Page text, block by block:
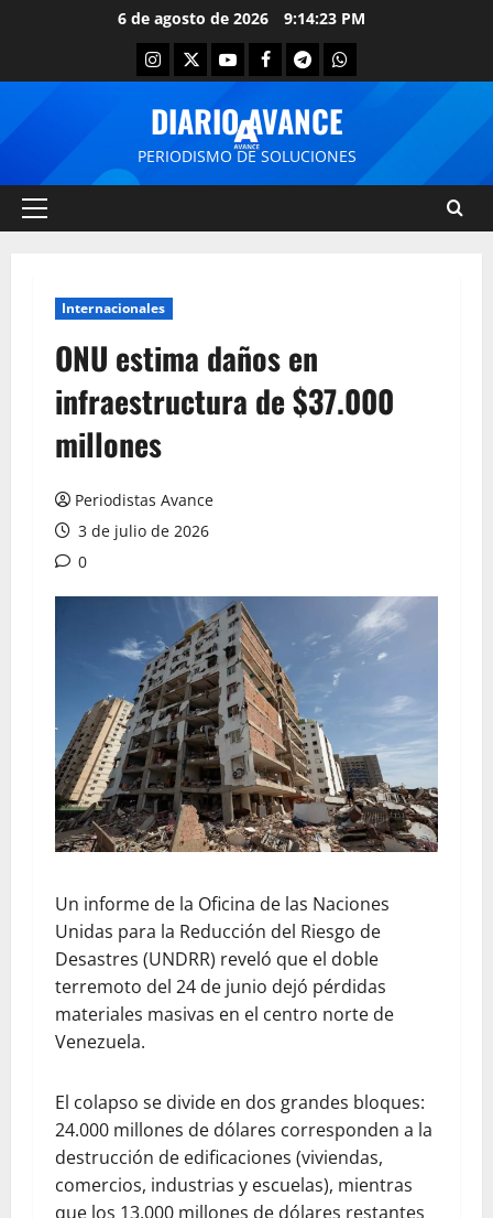
6 de agosto de 2026 9:14:23 PM
DIARIO AVANCE
PERIODISMO DE SOLUCIONES
Internacionales
ONU estima daños en
infraestructura de $37.000
millones
Periodistas Avance
3 de julio de 2026
0
Un informe de la Oficina de las Naciones
Unidas para la Reducción del Riesgo de
Desastres (UNDRR) reveló que el doble
terremoto del 24 de junio dejó pérdidas
materiales masivas en el centro norte de
Venezuela.
El colapso se divide en dos grandes bloques:
24.000 millones de dólares corresponden a la
destrucción de edificaciones (viviendas,
comercios, industrias y escuelas), mientras
que los 13.000 millones de dólares restantes